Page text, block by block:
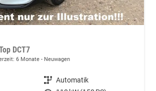
DCT7
6 Monate Neuwagen
Getriebe Automatik